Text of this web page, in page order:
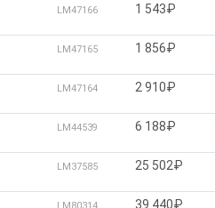
LM47166 1 543₽
LM47165 1 856₽
LM47164 2 910₽
LM44539 6 188₽
LM37585 25 502₽
LM80314 39 440₽